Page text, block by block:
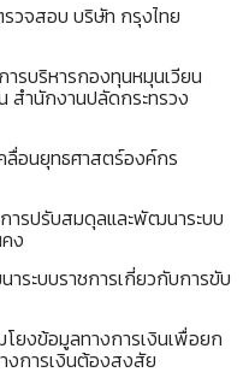
รวจสอบ บริษัท กรุงไทย
บริหารกองทุนหมุนเวียน
สำนักงานปลัดกระทรวง
ลื่อนยุทธศาสตร์องค์กร
ารปรับสมดุลและพัฒนาระบบ
ง
ระบบราชการเกี่ยวกับการขับ
ยงข้อมูลทางการเงินเพื่อยก
งการเงินต้องสงสัย